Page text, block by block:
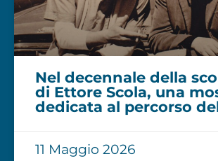
Nel decennale della
di Ettore Scola, una
dedicata al percorso
11 Maggio 2026